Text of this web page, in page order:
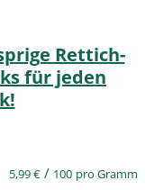
Rettich-
für jeden
5,99€ / 100 pro Gramm